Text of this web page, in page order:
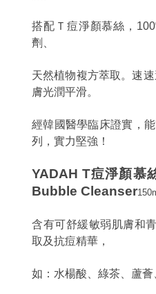
搭配Ｔ痘淨顏慕絲，
劑、
天然植物複方萃取。速
膚光潤平滑。
經韓國醫學臨床證實，
列，實力堅強！
YADAH T痘淨顏慕
Bubble Cleanser
含有可舒緩敏弱肌膚和
取及抗痘精華，
如：水楊酸、綠茶、蘆薈